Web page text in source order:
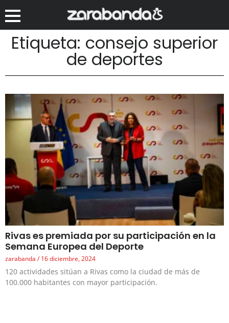
Etiqueta: consejo superior
de deportes
Rivas es premiada por su participación en la
Semana Europea del Deporte
zarabanda 16 diciembre, 2024
120 actividades sitúan a Rivas como la ciudad de más de
100.000 habitantes con mayor participación.